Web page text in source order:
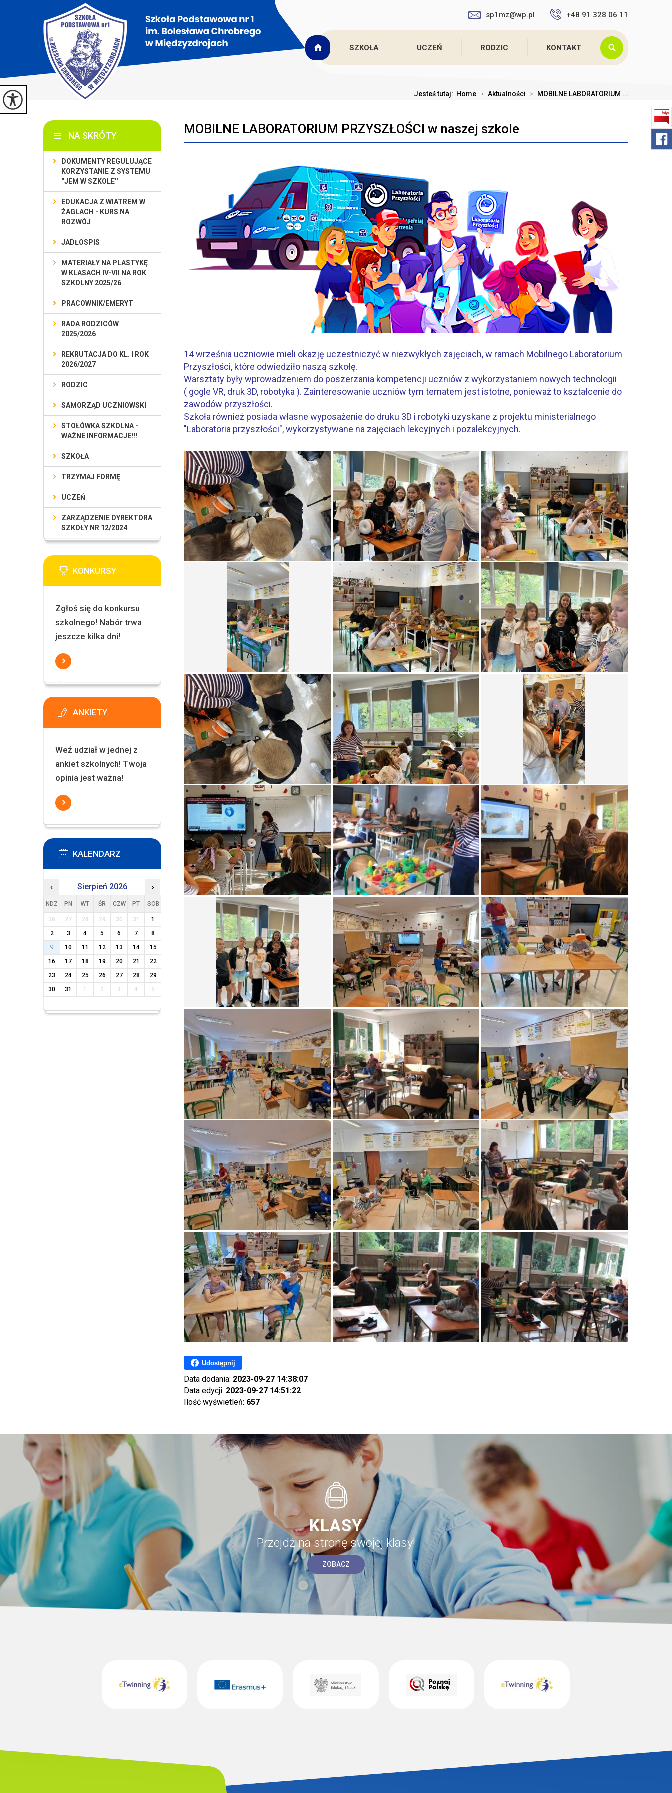
sp1mz@wp.pl +48 91 328 06 11
SZKOŁA UCZEŃ RODZIC KONTAKT
Jesteś tutaj: Home > Aktualności > MOBILNE LABORATORIUM ...
MOBILNE LABORATORIUM PRZYSZŁOŚCI w naszej szkole
14 września uczniowie mieli okazję uczestniczyć w niezwykłych zajęciach, w ramach Mobilnego Laboratorium
Przyszłości, które odwiedziło naszą szkołę.
Warsztaty były wprowadzeniem do poszerzania kompetencji uczniów z wykorzystaniem nowych technologii
( gogle VR, druk 3D, robotyka ). Zainteresowanie uczniów tym tematem jest istotne, ponieważ to kształcenie do
zawodów przyszłości.
Szkoła również posiada własne wyposażenie do druku 3D i robotyki uzyskane z projektu ministerialnego
"Laboratoria przyszłości", wykorzystywane na zajęciach lekcyjnych i pozalekcyjnych.
Udostępnij
Data dodania: 2023-09-27 14:38:07
Data edycji: 2023-09-27 14:51:22
Ilość wyświetleń: 657
NA SKRÓTY
DOKUMENTY REGULUJĄCE
KORZYSTANIE Z SYSTEMU
''JEM W SZKOLE''
EDUKACJA Z WIATREM W
ŻAGLACH - KURS NA
ROZWÓJ
JADŁOSPIS
MATERIAŁY NA PLASTYKĘ
W KLASACH IV-VII NA ROK
SZKOLNY 2025/26
PRACOWNIK/EMERYT
RADA RODZICÓW
2025/2026
REKRUTACJA DO KL. I ROK
2026/2027
RODZIC
SAMORZĄD UCZNIOWSKI
STOŁÓWKA SZKOLNA -
WAŻNE INFORMACJE!!!
SZKOŁA
TRZYMAJ FORMĘ
UCZEŃ
ZARZĄDZENIE DYREKTORA
SZKOŁY NR 12/2024
KONKURSY
Zgłoś się do konkursu
szkolnego! Nabór trwa
jeszcze kilka dni!
ANKIETY
Weź udział w jednej z
ankiet szkolnych! Twoja
opinia jest ważna!
KALENDARZ
‹ Sierpień 2026 ›
NDZ PN WT ŚR CZW PT SOB
26 27 28 29 30 31
1
2
3 4 5 6 7
8
9
10 11 12 13 14
15
16
17 18 19 20 21
22
23
24 25 26 27 28
29
30
31 1 2 3 4 5
KLASY
Przejdź na stronę swojej klasy!
ZOBACZ